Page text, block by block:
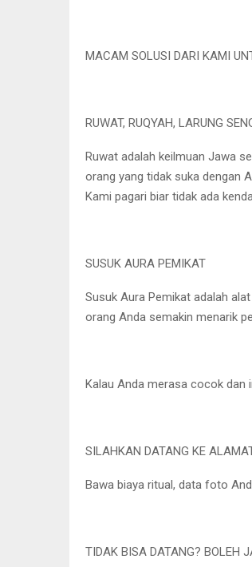
MACAM SOLUSI DARI KAMI
RUWAT, RUQYAH, LARUNG
Ruwat adalah keilmuan Jawa
orang yang tidak suka dengan
Kami pagari biar tidak ada
SUSUK AURA PEMIKAT
Susuk Aura Pemikat adalah
orang Anda semakin menarik
Kalau Anda merasa cocok dan
SILAHKAN DATANG KE
Bawa biaya ritual, data foto
TIDAK BISA DATANG? BOLEH